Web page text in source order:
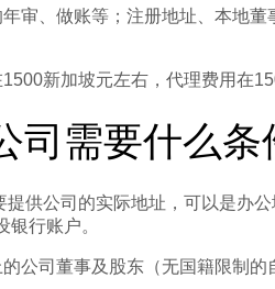
审、做账等；注册地址、本地
新加坡元左右，代理费用在
司需要什么条
供公司的实际地址，可以是办
行账户。
公司董事及股东（无国籍限制